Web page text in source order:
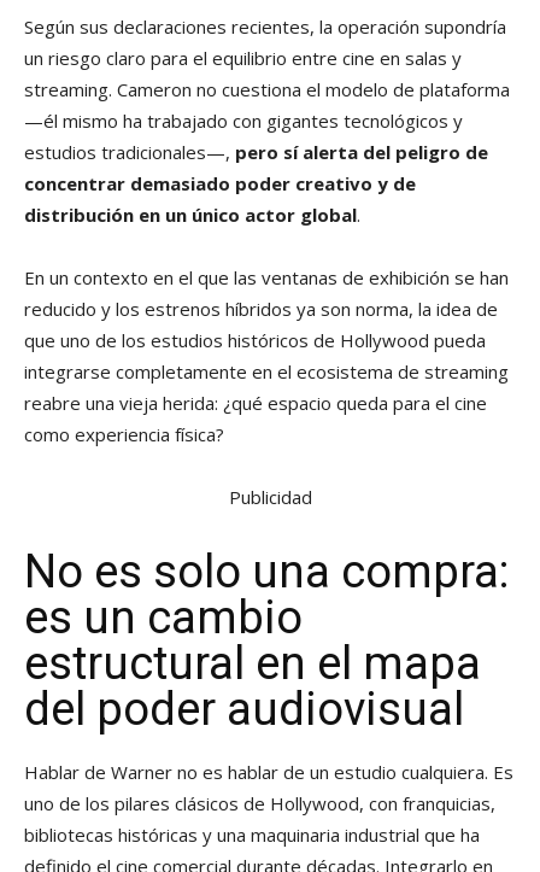
Según sus declaraciones recientes, la operación supondría
un riesgo claro para el equilibrio entre cine en salas y
streaming. Cameron no cuestiona el modelo de plataforma
—él mismo ha trabajado con gigantes tecnológicos y
estudios tradicionales—, pero sí alerta del peligro de
concentrar demasiado poder creativo y de
distribución en un único actor global.
En un contexto en el que las ventanas de exhibición se han
reducido y los estrenos híbridos ya son norma, la idea de
que uno de los estudios históricos de Hollywood pueda
integrarse completamente en el ecosistema de streaming
reabre una vieja herida: ¿qué espacio queda para el cine
como experiencia física?
Publicidad
No es solo una compra:
es un cambio
estructural en el mapa
del poder audiovisual
Hablar de Warner no es hablar de un estudio cualquiera. Es
uno de los pilares clásicos de Hollywood, con franquicias,
bibliotecas históricas y una maquinaria industrial que ha
definido el cine comercial durante décadas. Integrarlo en